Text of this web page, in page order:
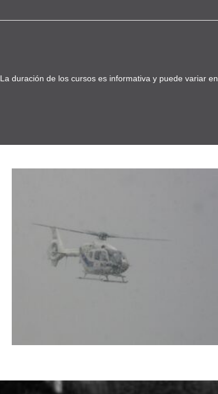
La duración de los cursos es informativa y puede variar